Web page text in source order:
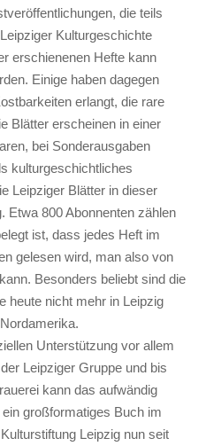
die teils
Kulturgeschichte
erschienenen Hefte kann
Einige haben dagegen
erlangt, die rare
Blätter erscheinen in einer
bei Sonderausgaben
kulturgeschichtliches
Leipziger Blätter in dieser
Etwa 800 Abonnenten zählen
ist, dass jedes Heft im
gelesen wird, man also von
Besonders beliebt sind die
heute nicht mehr in Leipzig
Unterstützung vor allem
Leipziger Gruppe und bis
kann das aufwändig
großformatiges Buch im
Leipzig nun seit